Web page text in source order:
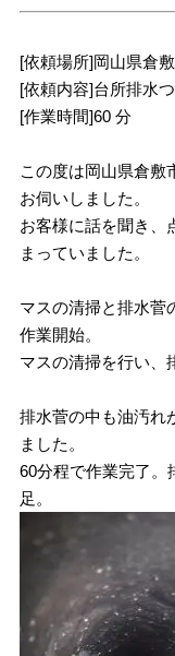
[依頼場所]岡山県倉
[依頼内容]台所排水
[作業時間]60 分
この度は岡山県倉敷
お伺いしました。
お客様に話を聞き、
まっていました。
マスの清掃と排水菅
作業開始。
マスの清掃を行い、
排水菅の中も油汚れ
ました。
60分程で作業完了。
足。